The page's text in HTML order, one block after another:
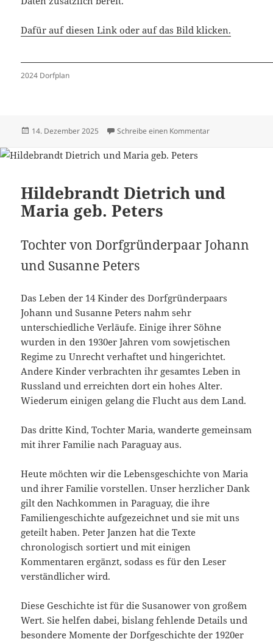
Dafür auf diesen Link oder auf das Bild klicken.
2024 Dorfplan
Veröffentlicht
14. Dezember 2025 Schreibe einen Kommentarzu Häuser 2024 –
Hildebrandt Dietrich und
Maria geb. Peters
Tochter von Dorfgründerpaar Johann
und Susanne Peters
Das Leben der 14 Kinder des Dorfgründerpaars
Johann und Susanne Peters nahm sehr
unterschiedliche Verläufe. Einige ihrer Söhne
wurden in den 1930er Jahren vom sowjetischen
Regime zu Unrecht verhaftet und hingerichtet.
Andere Kinder verbrachten ihr gesamtes Leben in
Russland und erreichten dort ein hohes Alter.
Wiederum einigen gelang die Flucht aus dem Land.
Das dritte Kind, Tochter Maria, wanderte gemeinsam
mit ihrer Familie nach Paraguay aus.
Heute möchten wir die Lebensgeschichte von Maria
und ihrer Familie vorstellen. Unser herzlicher Dank
gilt den Nachkommen in Paraguay, die ihre
Familiengeschichte aufgezeichnet und sie mit uns
geteilt haben. Peter Janzen hat die Texte
chronologisch sortiert und mit einigen
Kommentaren ergänzt, sodass es für den Leser
verständlicher wird.
Diese Geschichte ist für die Susanower von großem
Wert. Sie helfen dabei, bislang fehlende Details und
besondere Momente der Dorfgeschichte der 1920er